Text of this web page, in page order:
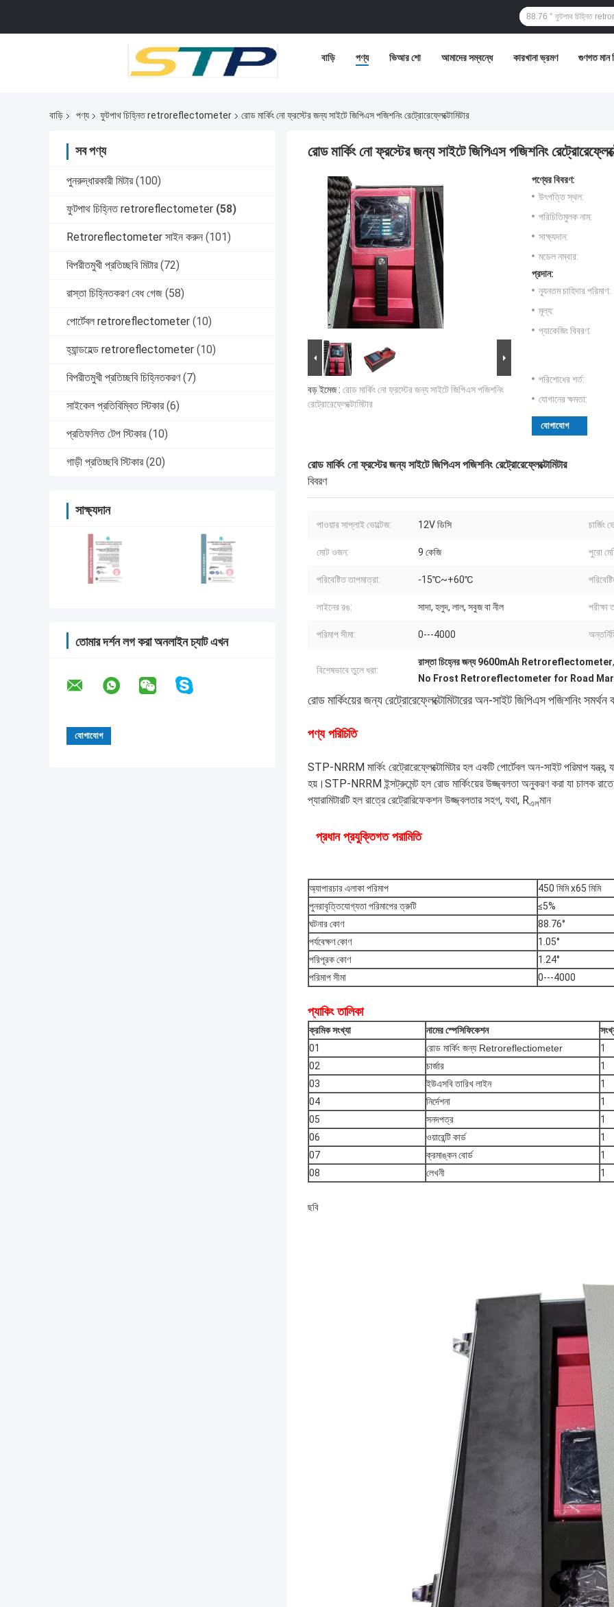
বাড়ি পণ্য ভিআর শো আমাদের সম্বন্ধে কারখানা ভ্রমণ গুণগত মান
বাড়ি পণ্য ফুটপাথ চিহ্নিত retroreflectometer রোড মার্কিং নো ফ্রস্টের জন্য সাইটে জিপিএস পজিশনিং রেট্রোরেফ্লেক্টোমিটার
সব পণ্য
পুনরুদ্ধারকারী মিটার (100)
ফুটপাথ চিহ্নিত retroreflectometer (58)
Retroreflectometer সাইন করুন (101)
বিপরীতমুখী প্রতিচ্ছবি মিটার (72)
রাস্তা চিহ্নিতকরণ বেধ গেজ (58)
পোর্টেবল retroreflectometer (10)
হ্যান্ডহেল্ড retroreflectometer (10)
বিপরীতমুখী প্রতিচ্ছবি চিহ্নিতকরণ (7)
সাইকেল প্রতিবিম্বিত স্টিকার (6)
প্রতিফলিত টেপ স্টিকার (10)
গাড়ী প্রতিচ্ছবি স্টিকার (20)
সাক্ষ্যদান
তোমার দর্শন লগ করা অনলাইন চ্যাট এখন
রোড মার্কিং নো ফ্রস্টের জন্য সাইটে জিপিএস পজিশনিং
বড় ইমেজ : রোড মার্কিং নো ফ্রস্টের জন্য সাইটে জিপিএস পজিশনিং
রেট্রোরেফ্লেক্টোমিটার
পণ্যের বিবরণ:
উৎপত্তি স্থল:
পরিচিতিমুলক নাম:
সাক্ষ্যদান:
মডেল নম্বার:
প্রদান:
ন্যূনতম চাহিদার পরিমাণ:
মূল্য:
প্যাকেজিং বিবরণ:
পরিশোধের শর্ত:
যোগানের ক্ষমতা:
যোগাযোগ
রোড মার্কিং নো ফ্রস্টের জন্য সাইটে জিপিএস পজিশনিং রেট্রোরেফ্লেক্টোমিটার
বিবরণ
পাওয়ার সাপ্লাই ভোল্টেজ: 12V ডিসি চার্জিং
মোট ওজন: 9 কেজি পুরো
পরিবেষ্টিত তাপমাত্রা: -15℃~+60℃
লাইনের রঙ: সাদা, হলুদ, লাল, সবুজ বা নীল
পরিমাপ সীমা: 0---4000
বিশেষভাবে তুলে ধরা:
রাস্তা চিহ্নের জন্য 9600mAh Retroreflectometer
No Frost Retroreflectometer for Road
রোড মার্কিংয়ের জন্য রেট্রোরেফ্লেক্টোমিটারের অন-সাইট জিপিএস পজিশনিং সমর্থন
পণ্য পরিচিতি
STP-NRRM মার্কিং রেট্রোরেফ্লেক্টোমিটার হল একটি পোর্টেবল অন-সাইট পরিমাপ যন্ত্র,
হয়।STP-NRRM ইন্সট্রুমেন্ট হল রোড মার্কিংয়ের উজ্জ্বলতা অনুকরণ করা যা চালক
প্যারামিটারটি হল রাত্রে রেট্রোরিফেকশন উজ্জ্বলতার সহগ, যথা, Rএলমান
প্রধান প্রযুক্তিগত পরামিতি
অ্যাপারচার এলাকা পরিমাপ
450 মিমি x65 মিমি
পুনরাবৃত্তিযোগ্যতা পরিমাপের ত্রুটি
≤5%
ঘটনার কোণ
88.76°
পর্যবেক্ষণ কোণ
1.05°
পরিপূরক কোণ
1.24°
পরিমাপ সীমা
0---4000
প্যাকিং তালিকা
ক্রমিক সংখ্যা নামের স্পেসিফিকেশন
01
রোড মার্কিং জন্য Retroreflectiometer
1
02
চার্জার
1
03
ইউএসবি তারিখ লাইন
1
04
নির্দেশনা
1
05
সনদপত্র
1
06
ওয়ারেন্টি কার্ড
1
07
ক্রমাঙ্কন বোর্ড
1
08
লেখনী 1
ছবি